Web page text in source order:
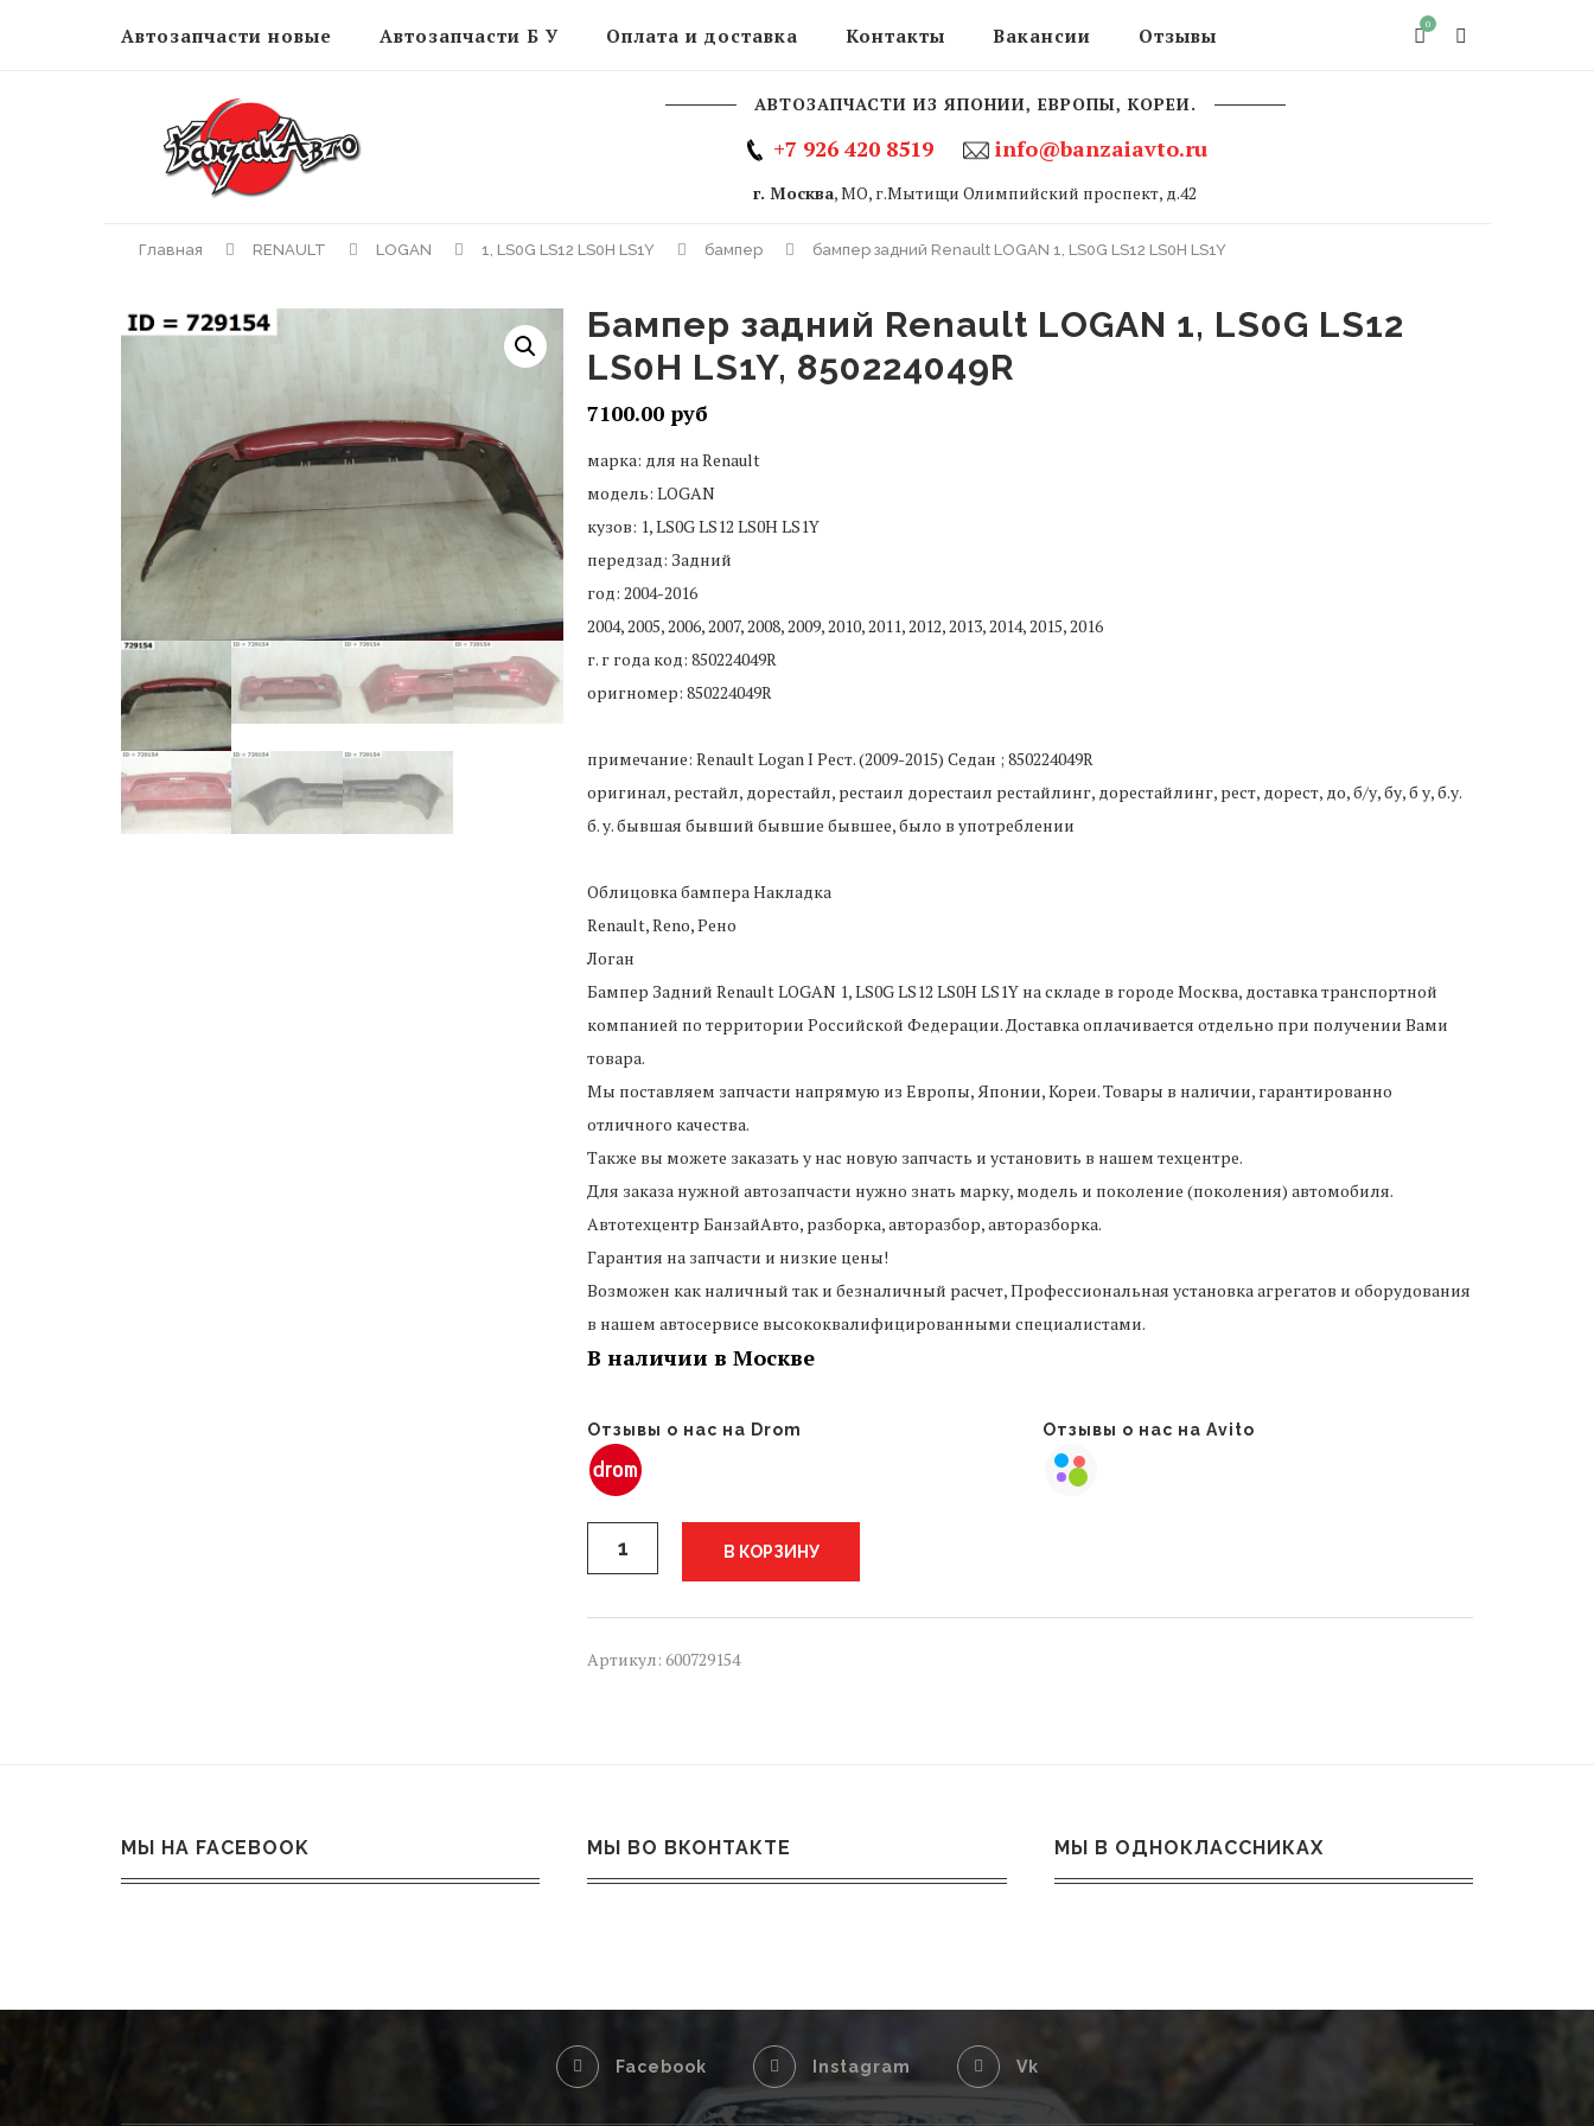
Автозапчасти новые Автозапчасти Б У Оплата и доставка Контакты Вакансии Отзывы 0
АВТОЗАПЧАСТИ ИЗ ЯПОНИИ, ЕВРОПЫ, КОРЕИ.
+7 926 420 8519 info@banzaiavto.ru
г. Москва, МО, г.Мытищи Олимпийский проспект, д.42
Главная RENAULT LOGAN 1, LS0G LS12 LS0H LS1Y бампер бампер задний Renault LOGAN 1, LS0G LS12 LS0H LS1Y
бампер задний Renault LOGAN 1, LS0G LS12
LS0H LS1Y, 850224049R
7100.00
марка: для на Renault
модель: LOGAN
кузов: 1, LS0G LS12 LS0H LS1Y
передзад: Задний
год: 2004-2016
2004, 2005, 2006, 2007, 2008, 2009, 2010, 2011, 2012, 2013, 2014, 2015, 2016
г. г года код: 850224049R
оригномер: 850224049R
примечание: Renault Logan I Рест. (2009-2015) Седан ; 850224049R
оригинал, рестайл, дорестайл, рестаил дорестаил рестайлинг, дорестайлинг, рест, дорест, до, б/у, бу, б у, б.у.
б. у. бывшая бывший бывшие бывшее, было в употреблении
Облицовка бампера Накладка
Renault, Reno, Рено
Логан
Бампер Задний Renault LOGAN 1, LS0G LS12 LS0H LS1Y на складе в городе Москва, доставка транспортной
компанией по территории Российской Федерации. Доставка оплачивается отдельно при получении Вами
товара.
Мы поставляем запчасти напрямую из Европы, Японии, Кореи. Товары в наличии, гарантированно
отличного качества.
Также вы можете заказать у нас новую запчасть и установить в нашем техцентре.
Для заказа нужной автозапчасти нужно знать марку, модель и поколение (поколения) автомобиля.
Автотехцентр БанзайАвто, разборка, авторазбор, авторазборка.
Гарантия на запчасти и низкие цены!
Возможен как наличный так и безналичный расчет, Профессиональная установка агрегатов и оборудования
в нашем автосервисе высококвалифицированными специалистами.
В наличии в Москве
Отзывы о нас на Drom Отзывы о нас на Avito
бампер
задний
1,
LS0G
В КОРЗИНУ
Артикул:600729154
МЫ НА FACEBOOK МЫ ВО ВКОНТАКТЕ МЫ В ОДНОКЛАССНИКАХ
Facebook Instagram Vk